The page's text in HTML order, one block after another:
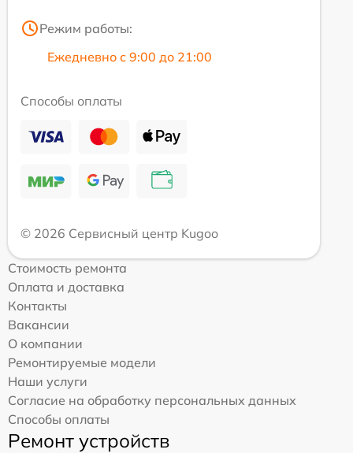
Режим работы:
Ежедневно с 9:00 до 21:00
Способы оплаты
© 2026 Сервисный центр Kugoo
Стоимость ремонта
Оплата и доставка
Контакты
Вакансии
О компании
Ремонтируемые модели
Наши услуги
Согласие на обработку персональных данных
Способы оплаты
Ремонт устройств